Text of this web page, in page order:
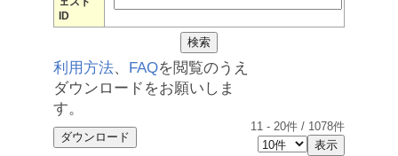
ID
利用方法、 FAQを閲覧のうえ
ダウンロードをお願いしま
す。
11 - 20件 / 1078件